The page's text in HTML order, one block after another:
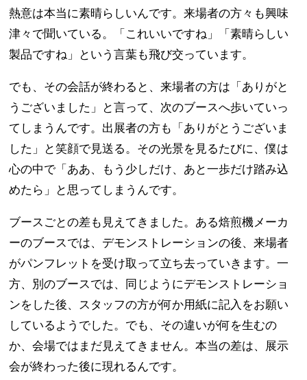
熱意は本当に素晴らしいんです。来場者の方々も興味
津々で聞いている。「これいいですね」「素晴らしい
製品ですね」という言葉も飛び交っています。
でも、その会話が終わると、来場者の方は「ありがと
うございました」と言って、次のブースへ歩いていっ
てしまうんです。出展者の方も「ありがとうございま
した」と笑顔で見送る。その光景を見るたびに、僕は
心の中で「ああ、もう少しだけ、あと一歩だけ踏み込
めたら」と思ってしまうんです。
ブースごとの差も見えてきました。ある焙煎機メーカ
ーのブースでは、デモンストレーションの後、来場者
がパンフレットを受け取って立ち去っていきます。一
方、別のブースでは、同じようにデモンストレーショ
ンをした後、スタッフの方が何か用紙に記入をお願い
しているようでした。でも、その違いが何を生むの
か、会場ではまだ見えてきません。本当の差は、展示
会が終わった後に現れるんです。